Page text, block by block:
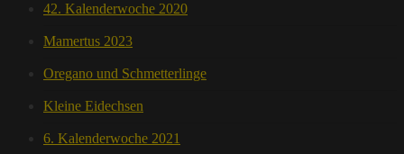
42. Kalenderwoche 2020
Mamertus 2023
Oregano und Schmetterlinge
Kleine Eidechsen
6. Kalenderwoche 2021